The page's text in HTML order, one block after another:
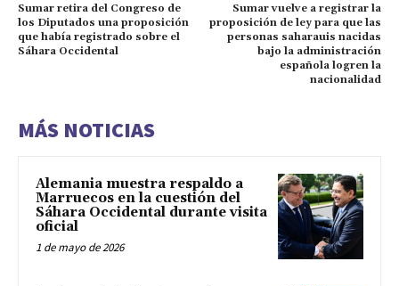
Sumar retira del Congreso de
los Diputados una proposición
que había registrado sobre el
Sáhara Occidental
Sumar vuelve a registrar la
proposición de ley para que las
personas saharauis nacidas
bajo la administración
española logren la
nacionalidad
MÁS NOTICIAS
Alemania muestra respaldo a
Marruecos en la cuestión del
Sáhara Occidental durante visita
oficial
1 de mayo de 2026